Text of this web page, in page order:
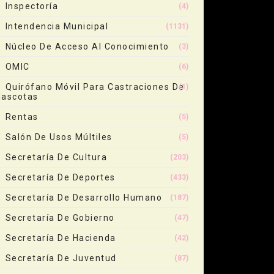
Inspectoría (4)
Intendencia Municipal (1131)
Núcleo De Acceso Al Conocimiento (3)
OMIC (6)
Quirófano Móvil Para Castraciones De(1)
Rentas (5)
Salón De Usos Múltiles (5)
Secretaría De Cultura (203)
Secretaría De Deportes (433)
Secretaría De Desarrollo Humano (187)
Secretaría De Gobierno (47)
Secretaría De Hacienda (42)
Secretaría De Juventud (87)